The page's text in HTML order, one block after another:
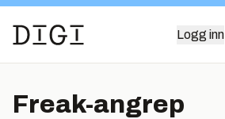
Logg inn
Freak-angrep